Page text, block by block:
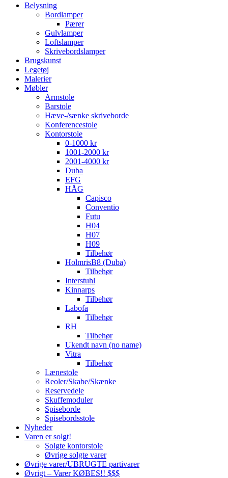
Belysning
Bordlamper
Pærer
Gulvlamper
Loftslamper
Skrivebordslamper
Brugskunst
Legetøj
Malerier
Møbler
Armstole
Barstole
Hæve-/sænke skriveborde
Konferencestole
Kontorstole
0-1000 kr
1001-2000 kr
2001-4000 kr
Duba
EFG
HÅG
Capisco
Conventio
Futu
H04
H07
H09
Tilbehør
HolmrisB8 (Duba)
Tilbehør
Interstuhl
Kinnarps
Tilbehør
Labofa
Tilbehør
RH
Tilbehør
Ukendt navn (no name)
Vitra
Tilbehør
Lænestole
Reoler/Skabe/Skænke
Reservedele
Skuffemoduler
Spiseborde
Spisebordsstole
Nyheder
Varen er solgt!
Solgte kontorstole
Øvrige solgte varer
Øvrige varer/UBRUGTE partivarer
Øvrigt – Varer KØBES!! $$$